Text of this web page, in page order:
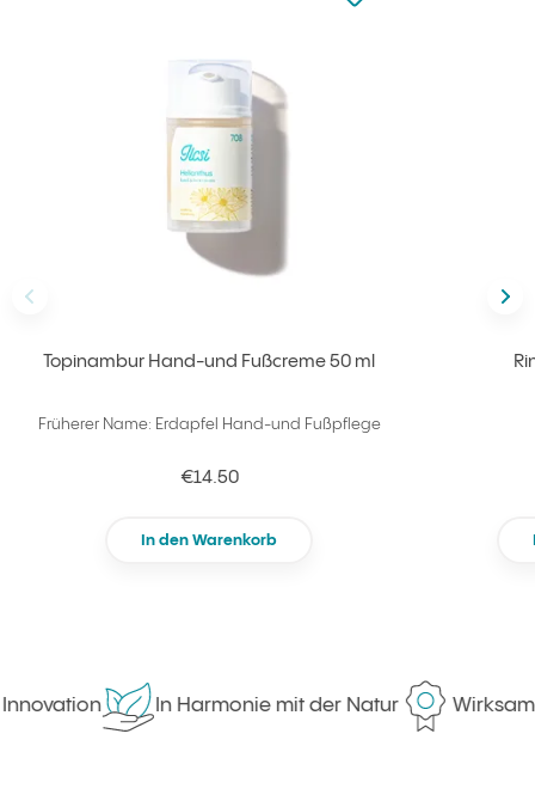
Topinambur Hand-und Fußcreme 50 ml
Früherer Name: Erdapfel Hand-und Fußpflege
€14.50
In den Warenkorb
zu Ihren Favoriten
In Harmonie mit der Natur